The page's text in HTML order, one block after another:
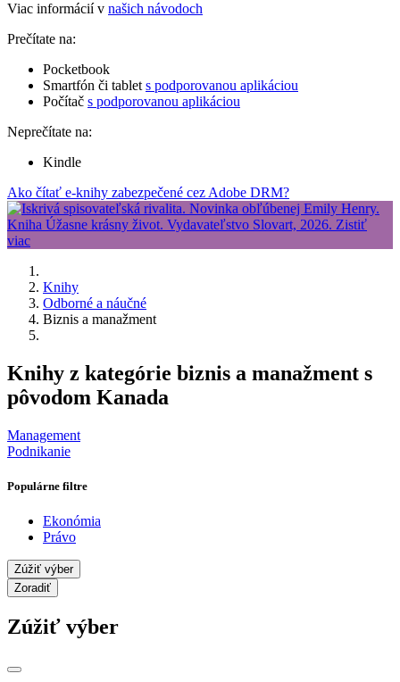
Viac informácií v našich návodoch
Prečítate na:
Pocketbook
Smartfón či tablet s podporovanou aplikáciou
Počítač s podporovanou aplikáciou
Neprečítate na:
Kindle
Ako čítať e-knihy zabezpečené cez Adobe DRM?
Knihy
Odborné a náučné
Biznis a manažment
Knihy z kategórie biznis a manažment s
pôvodom Kanada
Management
Podnikanie
Populárne filtre
Ekonómia
Právo
Zúžiť výber
Zoradiť
Zúžiť výber